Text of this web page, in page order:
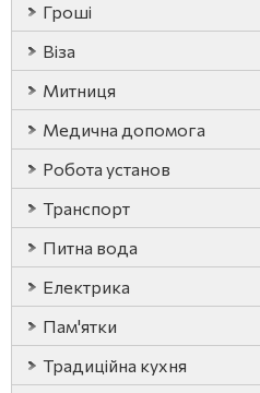
Гроші
Віза
Митниця
Медична допомога
Робота установ
Транспорт
Питна вода
Електрика
Пам'ятки
Традиційна кухня